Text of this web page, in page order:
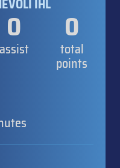
IHL
0
assist
0
total
points